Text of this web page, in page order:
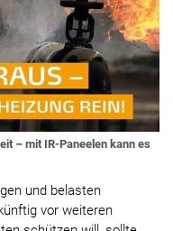
– mit IR-Paneelen kann es
und belasten
vor weiteren